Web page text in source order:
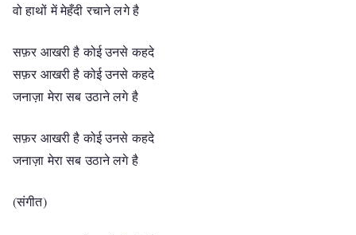
वो हाथों में मेहँदी रचाने लगे है
सफ़र आखरी है कोई उनसे कहदे
सफ़र आखरी है कोई उनसे कहदे
जनाज़ा मेरा सब उठाने लगे है
सफ़र आखरी है कोई उनसे कहदे
जनाज़ा मेरा सब उठाने लगे है
(संगीत)